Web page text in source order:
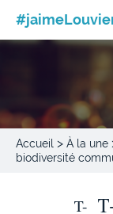
Accueil > À la une
biodiversité